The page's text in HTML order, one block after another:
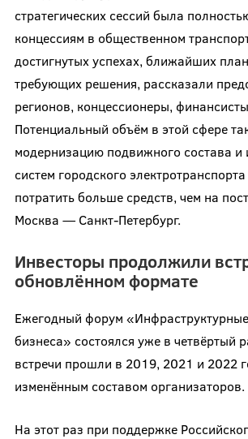
стратегических сессий была
концессиям в общественном
достигнутых успехах, ближайших
требующих решения, рассказали
регионов, концессионеры,
Потенциальный объём в этой сфере
модернизацию подвижного состава и
систем городского электротранспорта
потратить больше средств, чем на
Москва — Санкт-Петербург.
Инвесторы продолжили
обновлённом формате
Ежегодный форум
бизнеса» состоялся уже в четвёртый
встречи прошли в 2019, 2021 и 2022
изменённым составом организаторов.
На этот раз при поддержке